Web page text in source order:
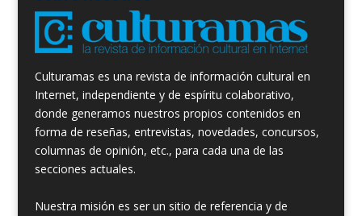
Culturamas es una revista de información cultural en
Internet, independiente y de espíritu colaborativo,
donde generamos nuestros propios contenidos en
forma de reseñas, entrevistas, novedades, concursos,
columnas de opinión, etc., para cada una de las
secciones actuales.
Nuestra misión es ser un sitio de referencia y de